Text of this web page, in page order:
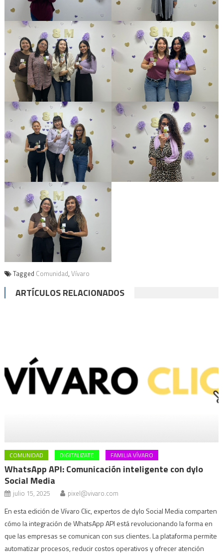
Tagged Comunidad, Vívaro
ARTÍCULOS RELACIONADOS
COMUNIDAD DIGITALIZATE FAMILIA VÍVARO
WhatsApp API: Comunicación inteligente con dylo
Social Media
julio 15, 2025 pixel@vivaro.com
En esta edición de Vívaro Clic, expertos de dylo Social Media comparten
cómo la integración de WhatsApp API está revolucionando la forma en
que las empresas se comunican con sus clientes. La plataforma permite
automatizar procesos, reducir costos operativos y ofrecer atención